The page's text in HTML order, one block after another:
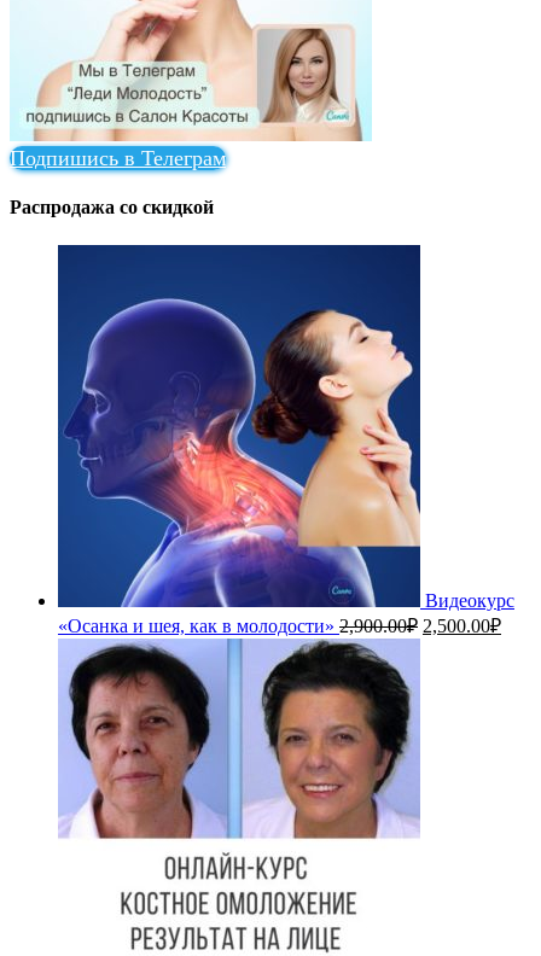
Подпишись в Телеграм
Распродажа со скидкой
Видеокурс
«Осанка и шея, как в молодости» 2,900.00₽ 2,500.00₽